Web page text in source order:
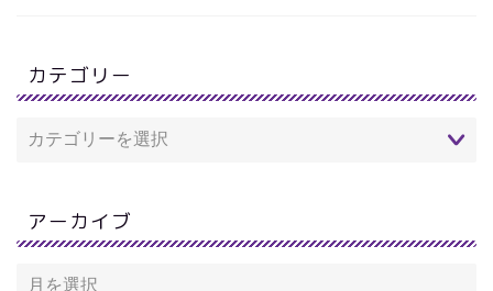
カテゴリー
アーカイブ